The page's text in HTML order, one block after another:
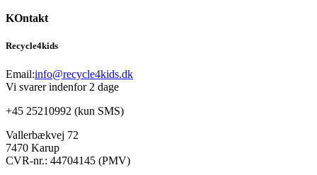
KOntakt
Recycle4kids
Email:info@recycle4kids.dk
Vi svarer indenfor 2 dage
+45 25210992 (kun SMS)
Vallerbækvej 72
7470 Karup
CVR-nr.: 44704145 (PMV)